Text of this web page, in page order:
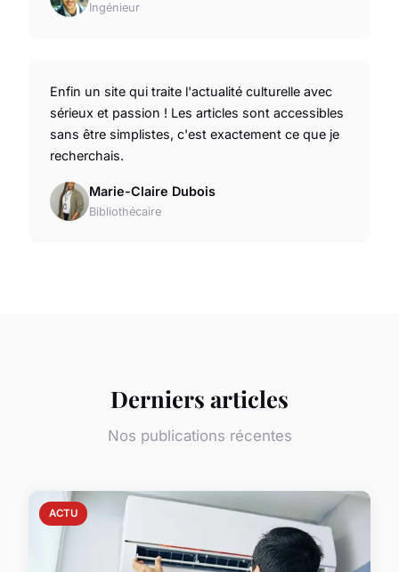
Ingénieur
Enfin un site qui traite l'actualité culturelle avec
sérieux et passion ! Les articles sont accessibles
sans être simplistes, c'est exactement ce que je
recherchais.
Marie-Claire Dubois
Bibliothécaire
Derniers articles
Nos publications récentes
ACTU